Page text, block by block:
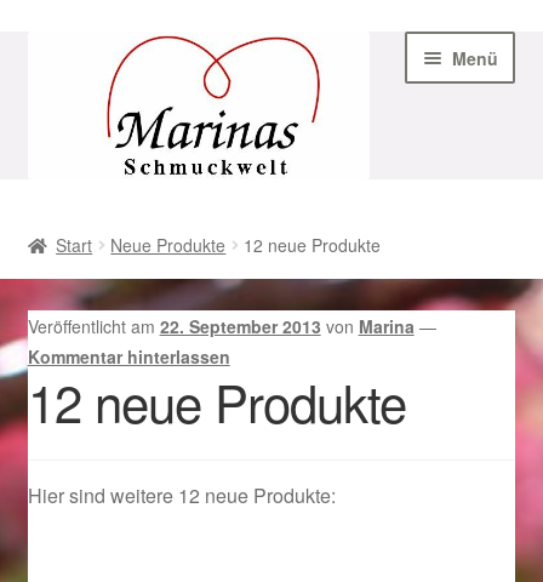
Navigation
Menü
AGB
Beispiel-Seite
Datenschutz
Geschenke zu Ostern 2023
Start Neue Produkte 12 neue Produkte
Veröffentlicht am 22. September 2013 von Marina —
Kommentar hinterlassen
12 neue Produkte
Hier sind weitere 12 neue Produkte: